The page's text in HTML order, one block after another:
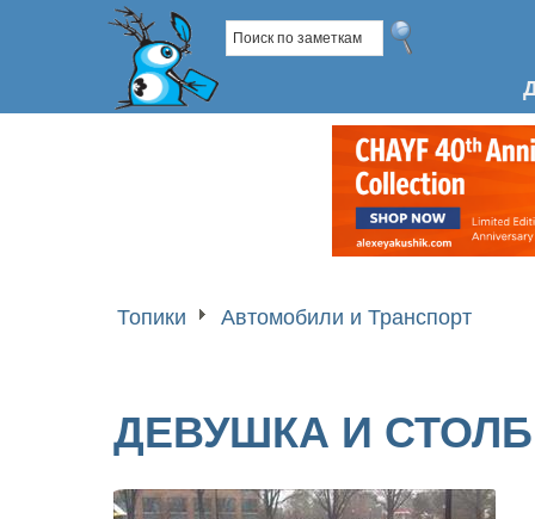
Топики Автомобили и Транспорт
ДЕВУШКА И